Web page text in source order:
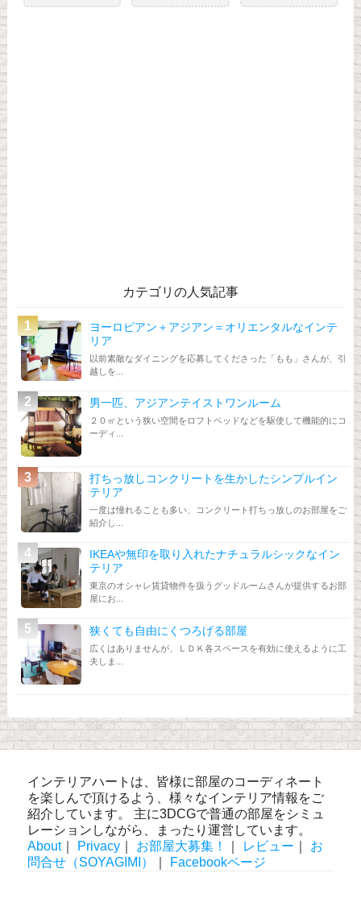
カテゴリの人気記事
ヨーロピアン＋アジアン＝オリエンタルなインテ
リア
以前素敵なダイニングを応募してくださった「もも」さんが、引
越しを...
男一匹、アジアンテイストワンルーム
２０㎡という狭い空間をロフトベッドなどを駆使して機能的にコ
ーディ...
打ちっ放しコンクリートを生かしたシンプルイン
テリア
一度は憧れることも多い、コンクリート打ちっ放しのお部屋をご
紹介し...
IKEAや無印を取り入れたナチュラルシックなイン
テリア
東京のオシャレ賃貸物件を扱うグッドルームさんが提供するお部
屋にお...
狭くても自由にくつろげる部屋
広くはありませんが、ＬＤＫ各スペースを有効に使えるように工
夫しま...
インテリアハートは、皆様に部屋のコーディネート
を楽しんで頂けるよう、様々なインテリア情報をご
紹介しています。 主に3DCGで普通の部屋をシミュ
レーションしながら、まったり運営しています。
About｜ Privacy お部屋大募集！ レビュー
お
問合せ（SOYAGIMI）
Facebookページ